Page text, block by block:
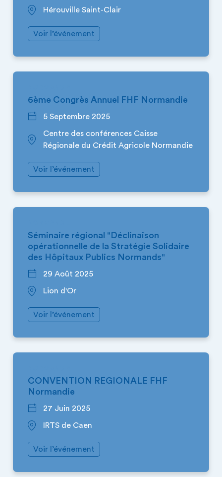
Hérouville Saint-Clair
Voir l’événement
6ème Congrès Annuel FHF Normandie
5 Septembre 2025
Centre des conférences Caisse
Régionale du Crédit Agricole Normandie
Voir l’événement
Séminaire régional "Déclinaison
opérationnelle de la Stratégie Solidaire
des Hôpitaux Publics Normands"
29 Août 2025
Lion d'Or
Voir l’événement
CONVENTION REGIONALE FHF
Normandie
27 Juin 2025
IRTS de Caen
Voir l’événement